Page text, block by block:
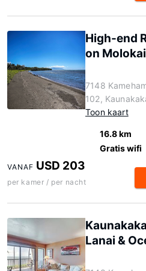
High-end
on
7148
102,
Toon kaart
16.8 km
Gratis wifi
VANAF USD 203
per kamer / per nacht
Lanai &